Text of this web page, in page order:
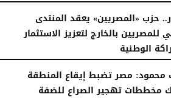
حزب «المصريين» يعقد المنتدى
للمصريين بالخارج لتعزيز الاستثمار
الوطنية
مصر تضبط إيقاع المنطقة
مخططات تهجير الصراع للضفة